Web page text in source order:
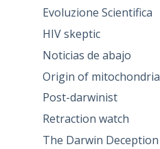
Evoluzione Scientifica
HIV skeptic
Noticias de abajo
Origin of mitochondria
Post-darwinist
Retraction watch
The Darwin Deception